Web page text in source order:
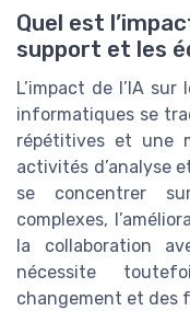
Quel est
support et les
L’impact de l’IA
informatiques se
répétitives et une
activités d’analyse
se concentrer
complexes,
la collaboration
nécessite
changement et des